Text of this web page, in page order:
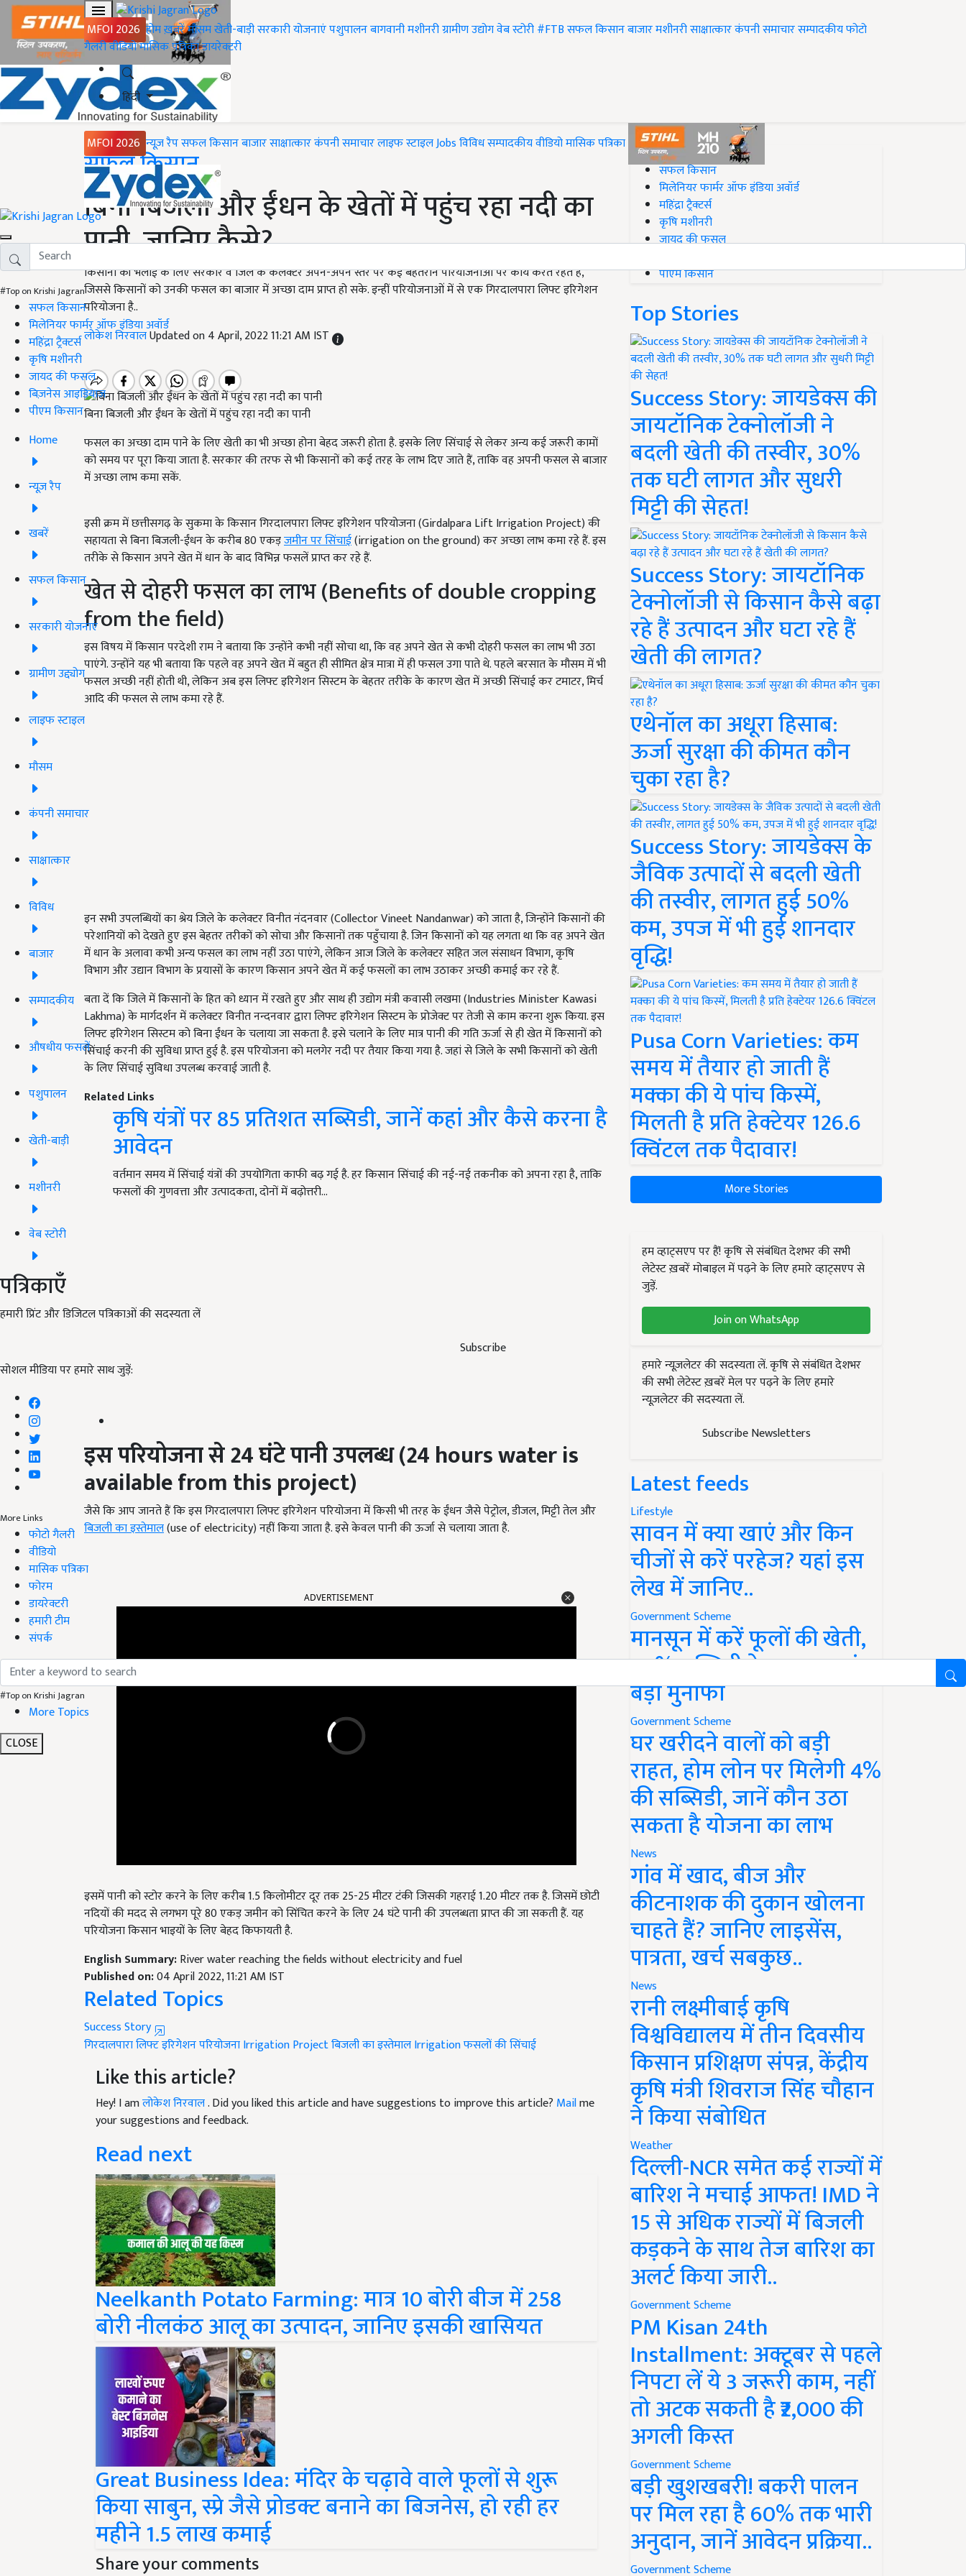
MFOI 2026 होमख़बरेंमौसमखेती-बाड़ीसरकारी योजनाएंपशुपालनबागवानीमशीनरीग्रामीण उद्योगवेब स्टोरी#FTBसफल किसानबाजारमशीनरीसाक्षात्कारकंपनी समाचारसम्पादकीयफोटो
गैलरीवीडियोमासिक पत्रिकाडायरेक्टरी
हिंदी
MFOI 2026 न्यूज़ रैपसफल किसानबाजारसाक्षात्कारकंपनी समाचारलाइफ स्टाइलJobsविविधसम्पादकीयवीडियोमासिक पत्रिका
#Top on Krishi Jagran
सफल किसान
मिलेनियर फार्मर ऑफ इंडिया अवॉर्ड
महिंद्रा ट्रैक्टर्स
कृषि मशीनरी
जायद की फसल
बिज़नेस आइडियाज
पीएम किसान
Home
न्यूज़ रैप
खबरें
सफल किसान
सरकारी योजनाएं
ग्रामीण उद्द्योग
लाइफ स्टाइल
मौसम
कंपनी समाचार
साक्षात्कार
विविध
बाजार
सम्पादकीय
औषधीय फसलें
पशुपालन
खेती-बाड़ी
मशीनरी
वेब स्टोरी
पत्रिकाएँ
हमारी प्रिंट और डिजिटल पत्रिकाओं की सदस्यता लें
Subscribe
सोशल मीडिया पर हमारे साथ जुड़ें:
More Links
फोटो गैलरी
वीडियो
मासिक पत्रिका
फोरम
डायरेक्टरी
हमारी टीम
संपर्क
#Top on Krishi Jagran
More Topics
CLOSE
Home
सफल किसान
बिना बिजली और ईंधन के खेतों में पहुंच रहा नदी का
पानी, जानिए कैसे?
किसानों की भलाई के लिए सरकार व जिले के कलेक्टर अपने-अपने स्तर पर कई बेहतरीन परियोजनाओं पर कार्य करते रहते हैं,
जिससे किसानों को उनकी फसल का बाजार में अच्छा दाम प्राप्त हो सके. इन्हीं परियोजनाओं में से एक गिरदालपारा लिफ्ट इरिगेशन
परियोजना है..
लोकेश निरवालUpdated on 4 April, 2022 11:21 AM IST
बिना बिजली और ईंधन के खेतों में पहुंच रहा नदी का पानी
फसल का अच्छा दाम पाने के लिए खेती का भी अच्छा होना बेहद जरूरी होता है. इसके लिए सिंचाई से लेकर अन्य कई जरूरी कामों
को समय पर पूरा किया जाता है. सरकार की तरफ से भी किसानों को कई तरह के लाभ दिए जाते हैं, ताकि वह अपनी फसल से बाजार
में अच्छा लाभ कमा सकें.
इसी क्रम में छत्तीसगढ़ के सुकमा के किसान गिरदालपारा लिफ्ट इरिगेशन परियोजना (Girdalpara Lift Irrigation Project) की
सहायता से बिना बिजली-ईंधन के करीब 80 एकड़जमीन पर सिंचाई(irrigation on the ground) कर अच्छा लाभ कमा रहे हैं. इस
तरीके से किसान अपने खेत में धान के बाद विभिन्न फसलें प्राप्त कर रहे हैं.
खेत से दोहरी फसल का लाभ (Benefits of double cropping
from the field)
इस विषय में किसान परदेशी राम ने बताया कि उन्होंने कभी नहीं सोचा था, कि वह अपने खेत से कभी दोहरी फसल का लाभ भी उठा
पाएंगे. उन्होंने यह भी बताया कि पहले वह अपने खेत में बहुत ही सीमित क्षेत्र मात्रा में ही फसल उगा पाते थे. पहले बरसात के मौसम में भी
फसल अच्छी नहीं होती थी, लेकिन अब इस लिफ्ट इरिगेशन सिस्टम के बेहतर तरीके के कारण खेत में अच्छी सिंचाई कर टमाटर, मिर्च
आदि की फसल से लाभ कमा रहे हैं.
इन सभी उपलब्धियों का श्रेय जिले के कलेक्टर विनीत नंदनवार (Collector Vineet Nandanwar) को जाता है, जिन्होंने किसानों की
परेशानियों को देखते हुए इस बेहतर तरीकों को सोचा और किसानों तक पहुँचाया है. जिन किसानों को यह लगता था कि वह अपने खेत
में धान के अलावा कभी अन्य फसल का लाभ नहीं उठा पाएंगे, लेकिन आज जिले के कलेक्टर सहित जल संसाधन विभाग, कृषि
विभाग और उद्यान विभाग के प्रयासों के कारण किसान अपने खेत में कई फसलों का लाभ उठाकर अच्छी कमाई कर रहे हैं.
बता दें कि जिले में किसानों के हित को ध्यान में रखते हुए और साथ ही उद्योग मंत्री कवासी लखमा (Industries Minister Kawasi
Lakhma) के मार्गदर्शन में कलेक्टर विनीत नन्दनवार द्वारा लिफ्ट इरिगेशन सिस्टम के प्रोजेक्ट पर तेजी से काम करना शुरू किया. इस
लिफ्ट इरिगेशन सिस्टम को बिना ईंधन के चलाया जा सकता है. इसे चलाने के लिए मात्र पानी की गति ऊर्जा से ही खेत में किसानों को
सिंचाई करनी की सुविधा प्राप्त हुई है. इस परियोजना को मलगेर नदी पर तैयार किया गया है. जहां से जिले के सभी किसानों को खेती
के लिए सिंचाई सुविधा उपलब्ध करवाई जाती है.
Related Links
कृषि यंत्रों पर 85 प्रतिशत सब्सिडी, जानें कहां और कैसे करना है
आवेदन
वर्तमान समय में सिंचाई यंत्रों की उपयोगिता काफी बढ़ गई है. हर किसान सिंचाई की नई-नई तकनीक को अपना रहा है, ताकि
फसलों की गुणवत्ता और उत्पादकता, दोनों में बढ़ोत्तरी…
इस परियोजना से24घंटे पानी उपलब्ध(24 hours water is
available from this project)
जैसे कि आप जानते हैं कि इस गिरदालपारा लिफ्ट इरिगेशन परियोजना में किसी भी तरह के ईंधन जैसे पेट्रोल, डीजल, मिट्टी तेल और
बिजली का इस्तेमाल(use of electricity) नहीं किया जाता है. इसे केवल पानी की ऊर्जा से चलाया जाता है.
ADVERTISEMENT
इसमें पानी को स्टोर करने के लिए करीब 1.5 किलोमीटर दूर तक 25-25 मीटर टंकी जिसकी गहराई 1.20 मीटर तक है. जिसमें छोटी
नदियों की मदद से लगभग पूरे 80 एकड़ जमीन को सिंचित करने के लिए 24 घंटे पानी की उपलब्धता प्राप्त की जा सकती हैं. यह
परियोजना किसान भाइयों के लिए बेहद किफायती है.
English Summary:River water reaching the fields without electricity and fuel
Published on:04 April 2022, 11:21 AM IST
Related Topics
Success Story
गिरदालपारा लिफ्ट इरिगेशन परियोजनाIrrigation Projectबिजली का इस्तेमालIrrigationफसलों की सिंचाई
Like this article?
Hey! I amलोकेश निरवाल. Did you liked this article and have suggestions to improve this article? Mailme
your suggestions and feedback.
Read next
Neelkanth Potato Farming: मात्र 10 बोरी बीज में 258
बोरी नीलकंठ आलू का उत्पादन, जानिए इसकी खासियत
Great Business Idea: मंदिर के चढ़ावे वाले फूलों से शुरू
किया साबुन, स्प्रे जैसे प्रोडक्ट बनाने का बिजनेस, हो रही हर
महीने 1.5 लाख कमाई
Share your comments
#Top on Krishi Jagran
सफल किसान
मिलेनियर फार्मर ऑफ इंडिया अवॉर्ड
महिंद्रा ट्रैक्टर्स
कृषि मशीनरी
जायद की फसल
पीएम किसान
Top Stories
Success Story: जायडेक्स की
जायटॉनिक टेक्नोलॉजी ने
बदली खेती की तस्वीर, 30%
तक घटी लागत और सुधरी
मिट्टी की सेहत!
Success Story: जायटॉनिक
टेक्नोलॉजी से किसान कैसे बढ़ा
रहे हैं उत्पादन और घटा रहे हैं
खेती की लागत?
एथेनॉल का अधूरा हिसाब:
ऊर्जा सुरक्षा की कीमत कौन
चुका रहा है?
Success Story: जायडेक्स के
जैविक उत्पादों से बदली खेती
की तस्वीर, लागत हुई 50%
कम, उपज में भी हुई शानदार
वृद्धि!
Pusa Corn Varieties: कम
समय में तैयार हो जाती हैं
मक्का की ये पांच किस्में,
मिलती है प्रति हेक्टेयर 126.6
क्विंटल तक पैदावार!
More Stories
हम व्हाट्सएप पर हैं! कृषि से संबंधित देशभर की सभी
लेटेस्ट ख़बरें मोबाइल में पढ़ने के लिए हमारे व्हाट्सएप से
जुड़ें.
Join on WhatsApp
हमारे न्यूज़लेटर की सदस्यता लें. कृषि से संबंधित देशभर
की सभी लेटेस्ट ख़बरें मेल पर पढ़ने के लिए हमारे
न्यूज़लेटर की सदस्यता लें.
Subscribe Newsletters
Latest feeds
Lifestyle
सावन में क्या खाएं और किन
चीजों से करें परहेज? यहां इस
लेख में जानिए..
Government Scheme
मानसून में करें फूलों की खेती,
50% सब्सिडी के साथ कमाएं
बड़ा मुनाफा
Government Scheme
घर खरीदने वालों को बड़ी
राहत, होम लोन पर मिलेगी 4%
की सब्सिडी, जानें कौन उठा
सकता है योजना का लाभ
News
गांव में खाद, बीज और
कीटनाशक की दुकान खोलना
चाहते हैं? जानिए लाइसेंस,
पात्रता, खर्च सबकुछ..
News
रानी लक्ष्मीबाई कृषि
विश्वविद्यालय में तीन दिवसीय
किसान प्रशिक्षण संपन्न, केंद्रीय
कृषि मंत्री शिवराज सिंह चौहान
ने किया संबोधित
Weather
दिल्ली-NCR समेत कई राज्यों में
बारिश ने मचाई आफत! IMD ने
15 से अधिक राज्यों में बिजली
कड़कने के साथ तेज बारिश का
अलर्ट किया जारी..
Government Scheme
PM Kisan 24th
Installment: अक्टूबर से पहले
निपटा लें ये 3 जरूरी काम, नहीं
तो अटक सकती है ₹2,000 की
अगली किस्त
Government Scheme
बड़ी खुशखबरी! बकरी पालन
पर मिल रहा है 60% तक भारी
अनुदान, जानें आवेदन प्रक्रिया..
Government Scheme